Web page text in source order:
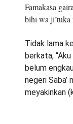
Famakaṡa
bihī wa ji’tuka
Tidak lama
berkata,
belum
negeri
meyakinkan